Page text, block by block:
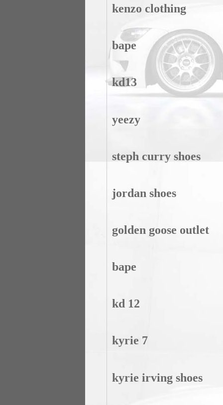
kenzo clothing
bape
kd13
yeezy
steph curry shoes
jordan shoes
golden goose outlet
bape
kd 12
kyrie 7
kyrie irving shoes